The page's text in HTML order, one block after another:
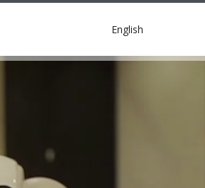
English